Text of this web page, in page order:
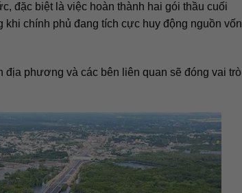
đặc biệt là việc hoàn thành hai gói thầu cuối
chính phủ đang tích cực huy động nguồn vốn
phương và các bên liên quan sẽ đóng vai trò